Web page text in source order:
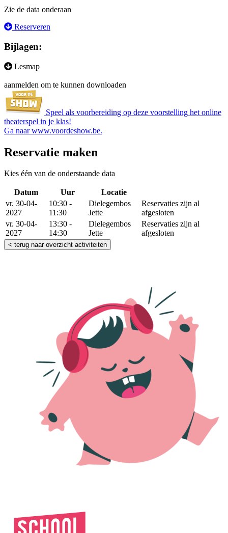
Zie de data onderaan
Reserveren
Bijlagen:
Lesmap
aanmelden om te kunnen downloaden
Speel als voorbereiding op deze voorstelling het online
theaterspel in je klas!
Ga naarwww.voordeshow.be.
Reservatie maken
Kies één van de onderstaande data
Datum Uur Locatie
vr. 30-04-
2027
10:30 -
11:30
Dielegembos
Jette
Reservaties zijn al
afgesloten
vr. 30-04-
2027
13:30 -
14:30
Dielegembos
Jette
Reservaties zijn al
afgesloten
< terug naar overzicht activiteiten